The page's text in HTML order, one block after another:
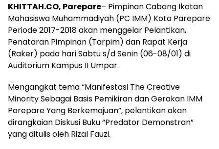
KHITTAH.CO, Parepare– Pimpinan Cabang Ikatan
Mahasiswa Muhammadiyah (PC IMM) Kota Parepare
Periode 2017-2018 akan menggelar Pelantikan,
Penataran Pimpinan (Tarpim) dan Rapat Kerja
(Raker) pada hari Sabtu s/d Senin (06-08/01) di
Auditorium Kampus II Umpar.
Mengangkat tema “Manifestasi The Creative
Minority Sebagai Basis Pemikiran dan Gerakan IMM
Parepare Yang Berkemajuan”, pelantikan akan
dirangkaian Diskusi Buku “Predator Demonstran”
yang ditulis oleh Rizal Fauzi.